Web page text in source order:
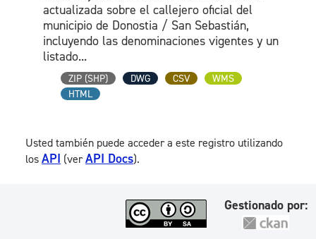
actualizada sobre el callejero oficial del
municipio de Donostia / San Sebastián,
incluyendo las denominaciones vigentes y un
listado...
ZIP (SHP) DWG CSV
WMS
HTML
Usted también puede acceder a este registro utilizando
los API (verAPI Docs).
Gestionado por: